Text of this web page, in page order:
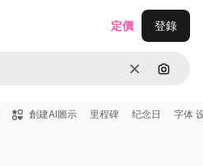
清除 通過圖
定價 登錄
創建AI圖示 里程碑 纪念日 字体